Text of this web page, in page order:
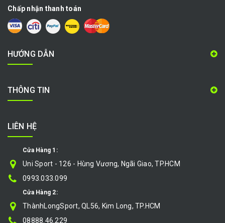
Chấp nhận thanh toán
HƯỚNG DẪN
THÔNG TIN
LIÊN HỆ
Cửa Hàng 1:
Uni Sport - 126 - Hùng Vương, Ngãi Giao, TP.HCM
0993.033.099
Cửa Hàng 2:
ThànhLongSport, QL56, Kim Long, TP.HCM
08888.46.229